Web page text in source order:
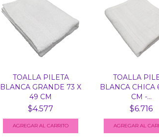
TOALLA PILETA
BLANCA GRANDE 73 X
49 CM
$4.577
TOALLA
BLANCA CHICA
CM -...
$6.716